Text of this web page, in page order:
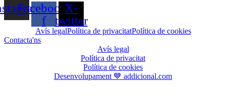
Facebook-
f
X-
twitter
Avís legalPolítica de privacitatPolítica de cookies
Contacta'ns
Avís legal
Política de privacitat
Política de cookies
Desenvolupament 💙 addicional.com